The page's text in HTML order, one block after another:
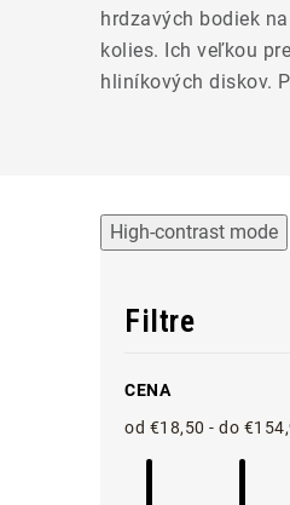
hrdzavých bodiek
kolies. Ich veľkou
hliníkových diskov.
High-contrast mode
Filtre
CENA
od €18,50 - do